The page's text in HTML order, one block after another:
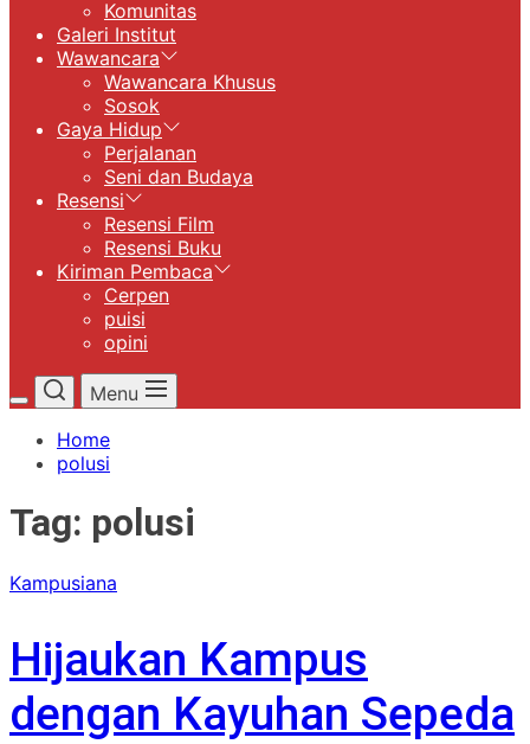
Komunitas
Galeri Institut
Wawancara
Wawancara Khusus
Sosok
Gaya Hidup
Perjalanan
Seni dan Budaya
Resensi
Resensi Film
Resensi Buku
Kiriman Pembaca
Cerpen
puisi
opini
Menu
Home
polusi
Tag: polusi
Kampusiana
Hijaukan Kampus
dengan Kayuhan Sepeda